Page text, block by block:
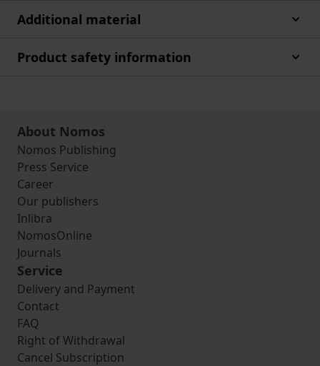
Additional material
Product safety information
About Nomos
Nomos Publishing
Press Service
Career
Our publishers
Inlibra
NomosOnline
Journals
Service
Delivery and Payment
Contact
FAQ
Right of Withdrawal
Cancel Subscription